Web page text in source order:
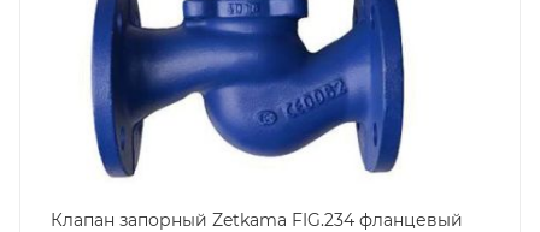
Клапан запорный Zetkama FIG.234 фланцевый